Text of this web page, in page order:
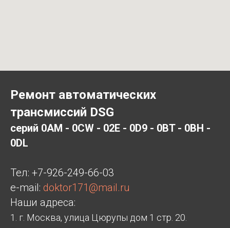
Ремонт автоматических
трансмиссий DSG
серий 0AM - 0CW - 02E - 0D9 - 0BT - 0BH -
0DL
Тел: +7-926-249-66-03
e-mail: doktor171@mail.ru
Наши адреса:
1. г. Москва, улица Цюрупы дом 1 стр. 20.